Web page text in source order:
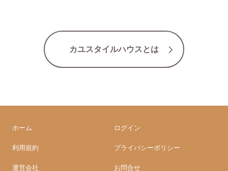
カユスタイルハウスとは
ホーム ログイン
利用規約 プライバシーポリシー
運営会社 お問合せ